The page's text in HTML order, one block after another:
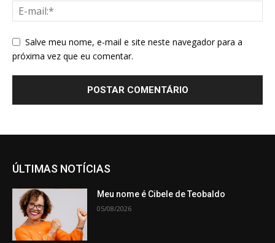
Salve meu nome, e-mail e site neste navegador para a
próxima vez que eu comentar.
ÚLTIMAS NOTÍCIAS
Meu nome é Cibele de Teobaldo
05/08/2026